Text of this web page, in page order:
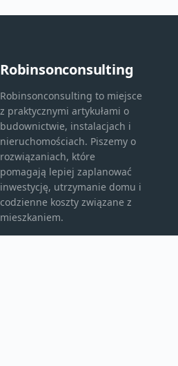
Robinsonconsulting
Robinsonconsulting to miejsce
z praktycznymi artykułami o
budownictwie, instalacjach i
nieruchomościach. Piszemy o
rozwiązaniach, które
pomagają lepiej zaplanować
inwestycję, utrzymanie domu i
codzienne koszty związane z
mieszkaniem.